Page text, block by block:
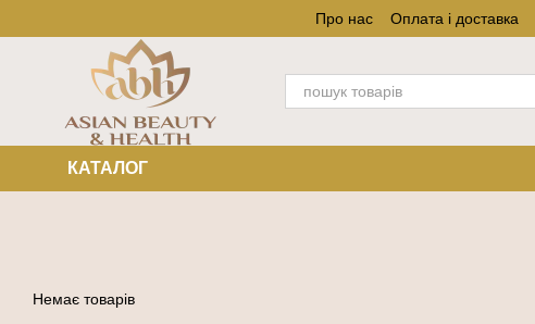
Про нас Оплата і доставка
КАТАЛОГ
Немає товарів